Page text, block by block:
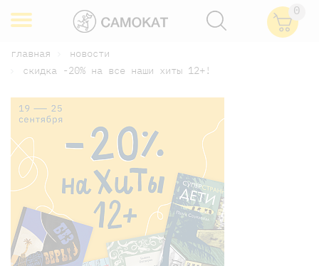
0
главная
новости
скидка -20% на все наши хиты 12+!